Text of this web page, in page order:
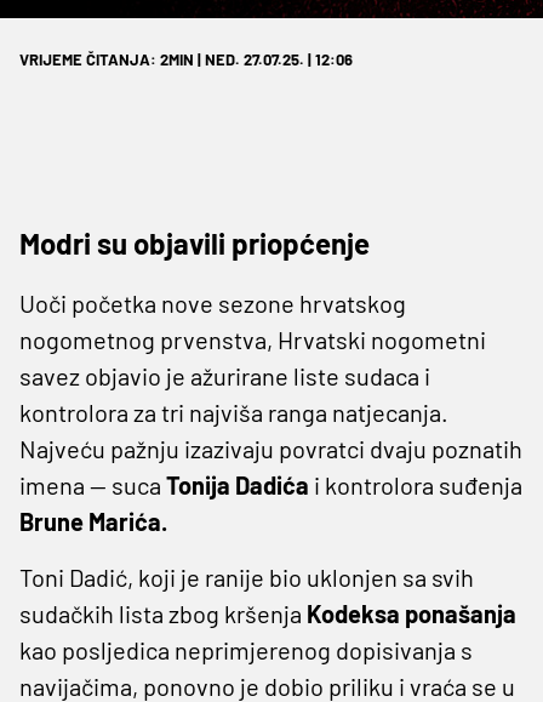
VRIJEME ČITANJA: 2MIN | NED. 27.07.25. | 12:06
Modri su objavili priopćenje
Uoči početka nove sezone hrvatskog
nogometnog prvenstva, Hrvatski nogometni
savez objavio je ažurirane liste sudaca i
kontrolora za tri najviša ranga natjecanja.
Najveću pažnju izazivaju povratci dvaju poznatih
imena — suca Tonija Dadića i kontrolora suđenja
Brune Marića.
Toni Dadić, koji je ranije bio uklonjen sa svih
sudačkih lista zbog kršenja Kodeksa ponašanja
kao posljedica neprimjerenog dopisivanja s
navijačima, ponovno je dobio priliku i vraća se u